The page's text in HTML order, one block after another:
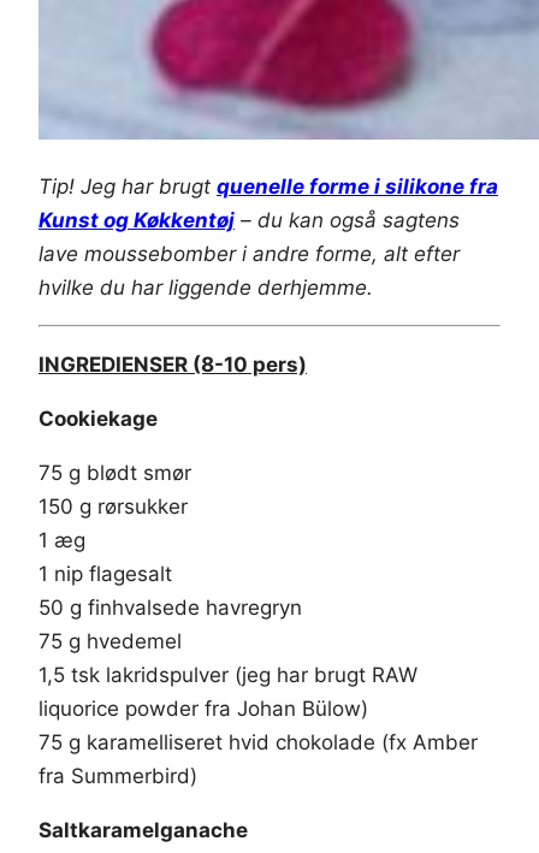
Tip! Jeg har brugt quenelle forme i silikone fra
Kunst og Køkkentøj – du kan også sagtens
lave moussebomber i andre forme, alt efter
hvilke du har liggende derhjemme.
INGREDIENSER (8-10 pers)
Cookiekage
75 g blødt smør
150 g rørsukker
1 æg
1 nip flagesalt
50 g finhvalsede havregryn
75 g hvedemel
1,5 tsk lakridspulver (jeg har brugt RAW
liquorice powder fra Johan Bülow)
75 g karamelliseret hvid chokolade (fx Amber
fra Summerbird)
Saltkaramelganache